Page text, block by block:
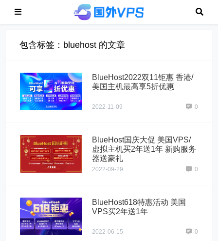
包含标签：bluehost 的文章
BlueHost2022双11钜惠 香港/
美国主机最高享5折优惠
2022-11-09 0
BlueHost国庆大促 美国VPS/
虚拟主机买2年送1年 新购服务
器送豪礼
2022-09-29 0
BlueHost618特惠活动 美国
VPS买2年送1年
2022-06-15 0